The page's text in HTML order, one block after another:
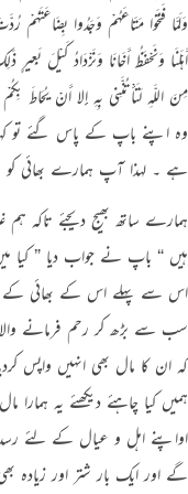
وَلَمَّا فَتَحُوا مَتَاعَهُمْ وَجَدُوا بِضَاعَتَهُمْ
وہ اپنے باپ کے پاس گئے تو کہا
ہے ۔ لہذا آپ ہمارے بھائی کو
ہمارے ساتھ بھیج دیجئے تاکہ
ہیں “ باپ نے جواب دیا ” کیا
اس سے پہلے اس کے بھائی کے
سب سے بڑھ کر رحم فرمانے والا
کہ ان کا مال بھی انہیں واپس
ہمیں کیا چاہئے دیکھئے یہ
اواپنے اہل و عیال کے لئے
گے اور ایک بار شتر اور زیادہ